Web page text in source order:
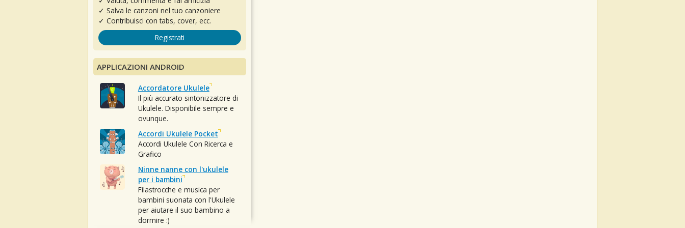
✓ Salva le canzoni nel tuo canzoniere
✓ Contribuisci con tabs, cover, ecc.
Registrati
APPLICAZIONI ANDROID
Accordatore Ukulele
Il più accurato sintonizzatore di
Ukulele. Disponibile sempre e
ovunque.
Accordi Ukulele Pocket
Accordi Ukulele Con Ricerca e
Grafico
Ninne nanne con l'ukulele
per i bambini
Filastrocche e musica per
bambini suonata con l'Ukulele
per aiutare il suo bambino a
dormire :)